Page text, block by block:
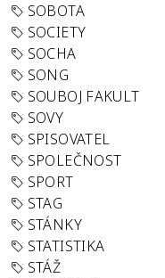
SOBOTA
SOCIETY
SOCHA
SONG
SOUBOJ FAKULT
SOVY
SPISOVATEL
SPOLEČNOST
SPORT
STAG
STÁNKY
STATISTIKA
STÁŽ